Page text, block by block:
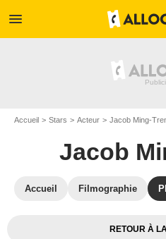
menu
Accueil Stars Acteur Jacob Ming-
Jacob
Accueil Filmographie
RETOUR À